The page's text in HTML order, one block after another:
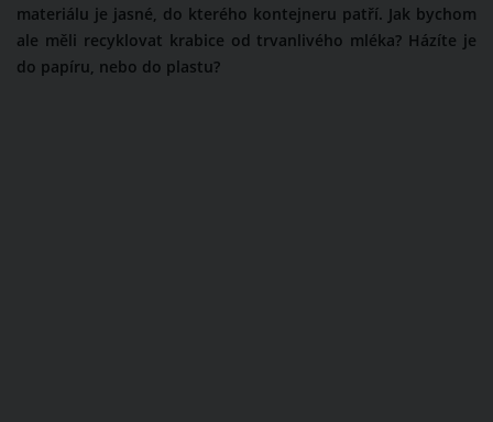
materiálu je jasné, do kterého kontejneru patří. Jak bychom
ale měli recyklovat krabice od trvanlivého mléka? Házíte je
do papíru, nebo do plastu?